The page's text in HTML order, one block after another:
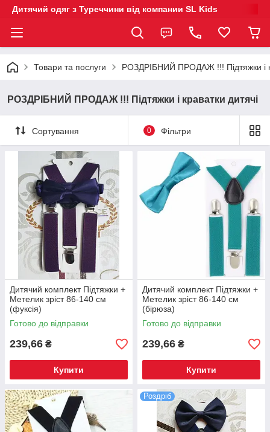
Дитячий одяг з Туреччини від компании SL Kids
Товари та послуги РОЗДРІБНИЙ ПРОДАЖ !!! Підтяжки і
РОЗДРІБНИЙ ПРОДАЖ !!! Підтяжки і краватки дитячі
Сортування 0 Фільтри
Дитячий комплект Підтяжки +
Метелик зріст 86-140 см
(фуксія)
Готово до відправки
239,66 ₴
Купити
Дитячий комплект Підтяжки +
Метелик зріст 86-140 см
(бірюза)
Готово до відправки
239,66 ₴
Купити
Роздріб